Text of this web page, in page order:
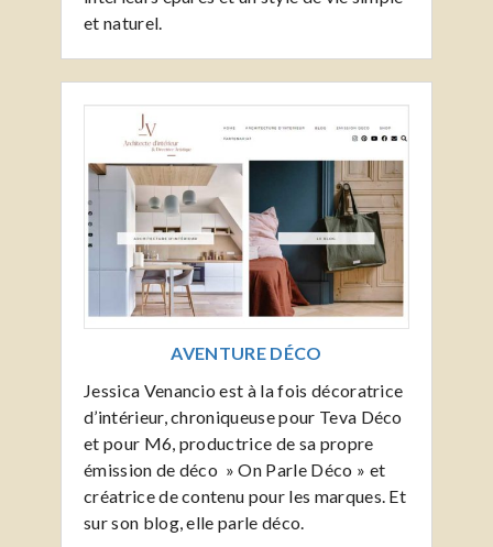
et naturel.
AVENTURE DÉCO
Jessica Venancio est à la fois décoratrice
d’intérieur, chroniqueuse pour Teva Déco
et pour M6, productrice de sa propre
émission de déco » On Parle Déco » et
créatrice de contenu pour les marques. Et
sur son blog, elle parle déco.